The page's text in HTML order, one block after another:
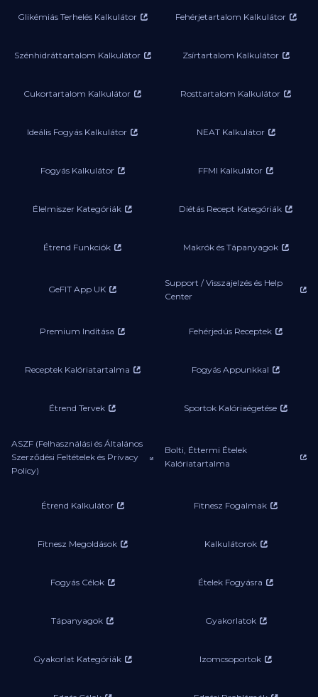
Glikémiás Terhelés Kalkulátor Fehérjetartalom Kalkulátor
Szénhidráttartalom Kalkulátor Zsírtartalom Kalkulátor
Cukortartalom Kalkulátor Rosttartalom Kalkulátor
Ideális Fogyás Kalkulátor NEAT Kalkulátor
Fogyás Kalkulátor FFMI Kalkulátor
Élelmiszer Kategóriák Diétás Recept Kategóriák
Étrend Funkciók Makrók és Tápanyagok
GeFIT App UK
Support / Visszajelzés és Help
Center
Premium Indítása Fehérjedús Receptek
Receptek Kalóriatartalma Fogyás Appunkkal
Étrend Tervek Sportok Kalóriaégetése
ASZF (Felhasználási és Általános
Szerződési Feltételek és Privacy
Policy)
Bolti, Éttermi Ételek
Kalóriatartalma
Étrend Kalkulátor Fitnesz Fogalmak
Fitnesz Megoldások Kalkulátorok
Fogyás Célok Ételek Fogyásra
Tápanyagok Gyakorlatok
Gyakorlat Kategóriák Izomcsoportok